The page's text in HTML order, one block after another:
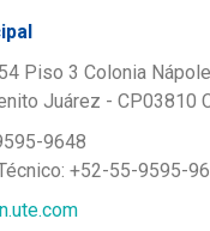
Piso 3 Colonia
Juárez - CP03810
9648
+52-55-9595-